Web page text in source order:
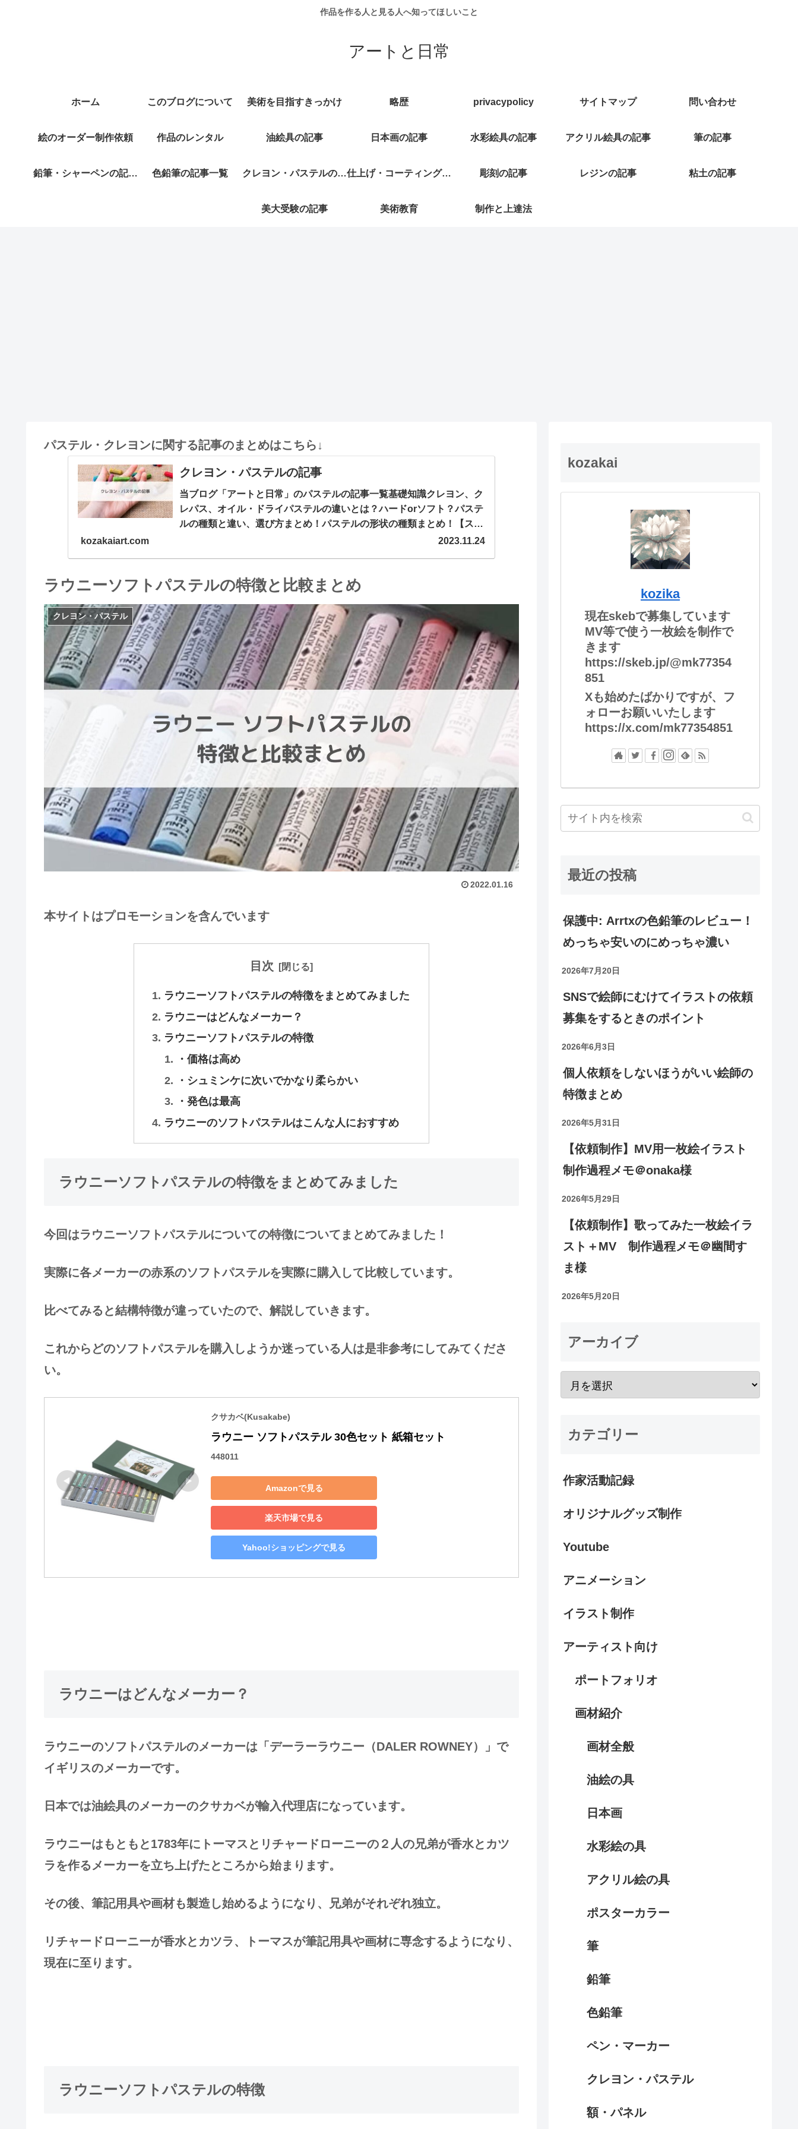
作品を作る人と見る人へ知ってほしいこと
アートと日常
ホーム このブログについて 美術を目指すきっかけ 略歴 privacypolicy サイトマップ 問い合わせ
絵のオーダー制作依頼 作品のレンタル 油絵具の記事 日本画の記事 水彩絵具の記事 アクリル絵具の記事 筆の記事
鉛筆・シャーペンの記事 色鉛筆の記事一覧 クレヨン・パステルの記
事
仕上げ・コーティング記
事
彫刻の記事 レジンの記事 粘土の記事
美大受験の記事 美術教育 制作と上達法
パステル・クレヨンに関する記事のまとめはこちら↓
クレヨン・パステルの記事
当ブログ「アートと日常」のパステルの記事一覧基礎知識クレヨン、ク
レパス、オイル・ドライパステルの違いとは？ハードorソフト？パステ
ルの種類と違い、選び方まとめ！パステルの形状の種類まとめ！【ステ
kozakaiart.com 2023.11.24
ラウニーソフトパステルの特徴と比較まとめ
クレヨン・パステル
2022.01.16
本サイトはプロモーションを含んでいます
目次
ラウニーソフトパステルの特徴をまとめてみました
ラウニーはどんなメーカー？
ラウニーソフトパステルの特徴
・価格は高め
・シュミンケに次いでかなり柔らかい
・発色は最高
ラウニーのソフトパステルはこんな人におすすめ
ラウニーソフトパステルの特徴をまとめてみました
今回はラウニーソフトパステルについての特徴についてまとめてみました！
実際に各メーカーの赤系のソフトパステルを実際に購入して比較しています。
比べてみると結構特徴が違っていたので、解説していきます。
これからどのソフトパステルを購入しようか迷っている人は是非参考にしてみてくださ
い。
クサカベ(Kusakabe)
ラウニー ソフトパステル 30色セット 紙箱セット
448011
Amazonで見る
楽天市場で見る
Yahoo!ショッピングで見る
ラウニーはどんなメーカー？
ラウニーのソフトパステルのメーカーは「デーラーラウニー（DALER ROWNEY）」で
イギリスのメーカーです。
日本では油絵具のメーカーのクサカベが輸入代理店になっています。
ラウニーはもともと1783年にトーマスとリチャードローニーの２人の兄弟が香水とカツ
ラを作るメーカーを立ち上げたところから始まります。
その後、筆記用具や画材も製造し始めるようになり、兄弟がそれぞれ独立。
リチャードローニーが香水とカツラ、トーマスが筆記用具や画材に専念するようになり、
現在に至ります。
ラウニーソフトパステルの特徴
kozakai
kozika
現在skebで募集しています
MV等で使う一枚絵を制作で
きます
https://skeb.jp/@mk77354
851
Xも始めたばかりですが、フ
ォローお願いいたします
https://x.com/mk77354851
最近の投稿
保護中: Arrtxの色鉛筆のレビュー！
めっちゃ安いのにめっちゃ濃い
2026年7月20日
SNSで絵師にむけてイラストの依頼
募集をするときのポイント
2026年6月3日
個人依頼をしないほうがいい絵師の
特徴まとめ
2026年5月31日
【依頼制作】MV用一枚絵イラスト
制作過程メモ＠onaka様
2026年5月29日
【依頼制作】歌ってみた一枚絵イラ
スト＋MV 制作過程メモ＠幽間す
ま様
2026年5月20日
アーカイブ
カテゴリー
作家活動記録
オリジナルグッズ制作
Youtube
アニメーション
イラスト制作
アーティスト向け
ポートフォリオ
画材紹介
画材全般
油絵の具
日本画
水彩絵の具
アクリル絵の具
ポスターカラー
筆
鉛筆
色鉛筆
ペン・マーカー
クレヨン・パステル
額・パネル